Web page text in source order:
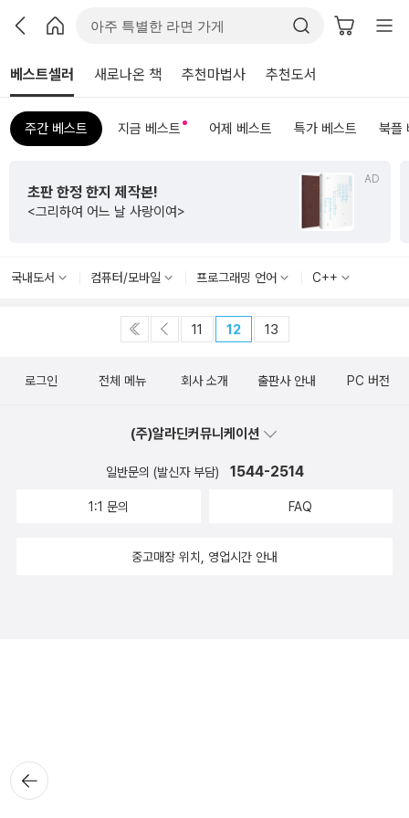
베스트셀러 새로나온 책 추천마법사 추천도서
주간 베스트 지금 베스트 어제 베스트 특가 베스트 북플
AD
초판 한정 한지 제작본!
<그리하여 어느 날 사랑이여>
국내도서 컴퓨터/모바일 프로그래밍 언어 C++
11 12 13
뒤로가
기
로그인 전체 메뉴 회사 소개 출판사 안내 PC 버전
(주)알라딘커뮤니케이션
일반문의 (발신자 부담) 1544-2514
1:1 문의 FAQ
중고매장 위치, 영업시간 안내